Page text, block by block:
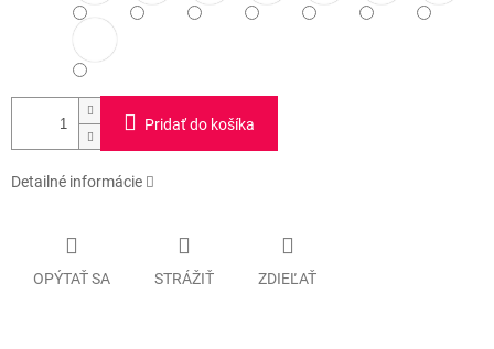
Pridať do košíka
Detailné informácie
OPÝTAŤ SA STRÁŽIŤ ZDIEĽAŤ